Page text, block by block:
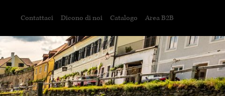
Contattaci Dicono di noi Catalogo Area B2B